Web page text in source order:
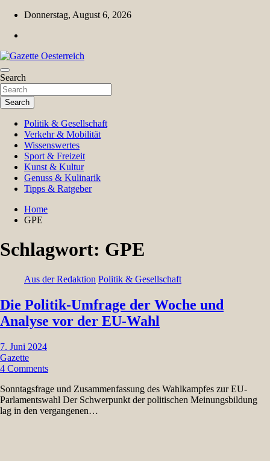
Skip
content
Donnerstag, August 6, 2026
Gazette Oesterreich
Magazin für Freizeit, Politik, Kultur & Wissenschaft
Search
Search
Politik & Gesellschaft
Verkehr & Mobilität
Wissenswertes
Sport & Freizeit
Kunst & Kultur
Genuss & Kulinarik
Tipps & Ratgeber
Home
GPE
Schlagwort: GPE
Aus der Redaktion Politik & Gesellschaft
Die Politik-Umfrage der Woche und
Analyse vor der EU-Wahl
7. Juni 2024
Gazette
4 Comments
Sonntagsfrage und Zusammenfassung des Wahlkampfes zur EU-
Parlamentswahl Der Schwerpunkt der politischen Meinungsbildung
lag in den vergangenen…